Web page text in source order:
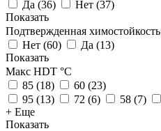
Да (36) Нет (37)
Показать
Подтвержденная химостойкость
Нет (60) Да (13)
Показать
Макс HDT °С
85 (18) 60 (23)
95 (13) 72 (6) 58 (7)
+ Еще
Показать